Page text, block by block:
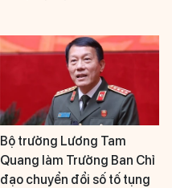
Bộ trưởng Lương Tam
Quang làm Trưởng Ban Chỉ
đạo chuyển đổi số tố tụng